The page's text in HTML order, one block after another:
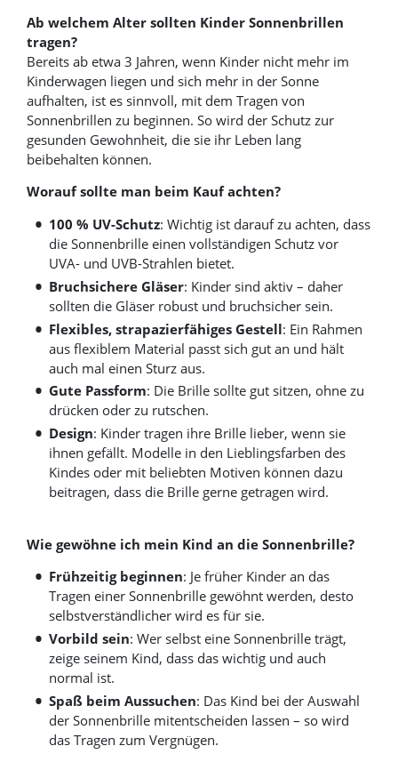
Ab welchem Alter sollten Kinder Sonnenbrillen
tragen?
Bereits ab etwa 3 Jahren, wenn Kinder nicht mehr im
Kinderwagen liegen und sich mehr in der Sonne
aufhalten, ist es sinnvoll, mit dem Tragen von
Sonnenbrillen zu beginnen. So wird der Schutz zur
gesunden Gewohnheit, die sie ihr Leben lang
beibehalten können.
Worauf sollte man beim Kauf achten?
100 % UV-Schutz: Wichtig ist darauf zu achten, dass
die Sonnenbrille einen vollständigen Schutz vor
UVA- und UVB-Strahlen bietet.
Bruchsichere Gläser: Kinder sind aktiv – daher
sollten die Gläser robust und bruchsicher sein.
Flexibles, strapazierfähiges Gestell: Ein Rahmen
aus flexiblem Material passt sich gut an und hält
auch mal einen Sturz aus.
Gute Passform: Die Brille sollte gut sitzen, ohne zu
drücken oder zu rutschen.
Design: Kinder tragen ihre Brille lieber, wenn sie
ihnen gefällt. Modelle in den Lieblingsfarben des
Kindes oder mit beliebten Motiven können dazu
beitragen, dass die Brille gerne getragen wird.
Wie gewöhne ich mein Kind an die Sonnenbrille?
Frühzeitig beginnen: Je früher Kinder an das
Tragen einer Sonnenbrille gewöhnt werden, desto
selbstverständlicher wird es für sie.
Vorbild sein: Wer selbst eine Sonnenbrille trägt,
zeige seinem Kind, dass das wichtig und auch
normal ist.
Spaß beim Aussuchen: Das Kind bei der Auswahl
der Sonnenbrille mitentscheiden lassen – so wird
das Tragen zum Vergnügen.